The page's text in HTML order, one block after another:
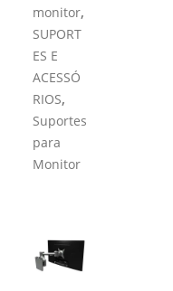
monitor,
SUPORT
ES E
ACESSÓ
RIOS,
Suportes
para
Monitor